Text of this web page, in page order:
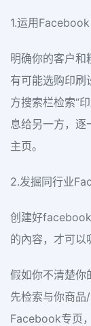
1.运用
明确你的客户和
有可能选购印
方搜索栏检索“
息给另一方，逐
主页。
2.发掘同行业
创建好
的內容，才可以
假如你不清楚你
先检索与你商品
Facebook专页